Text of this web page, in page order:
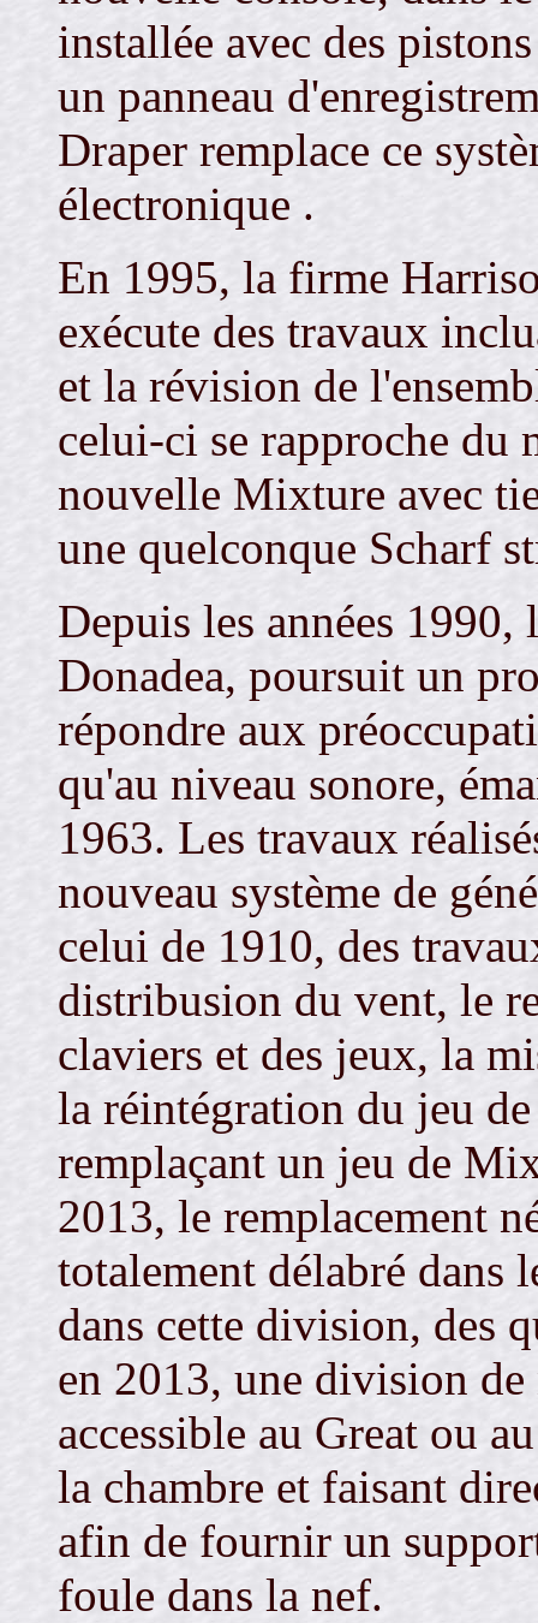
installée avec des
un panneau
Draper remplace ce
électronique .
En 1995, la firme
exécute des travaux
et la révision de
celui-ci se rapproche du
nouvelle Mixture avec
une quelconque Scharf
Depuis les années
Donadea, poursuit un
répondre aux
qu'au niveau sonore,
1963. Les travaux
nouveau système de
celui de 1910, des
distribusion du vent, le
claviers et des jeux, la
la réintégration du jeu
remplaçant un jeu de
2013, le remplacement
totalement délabré dans
dans cette division, des
en 2013, une division
accessible au Great ou
la chambre et faisant
afin de fournir un
foule dans la nef.